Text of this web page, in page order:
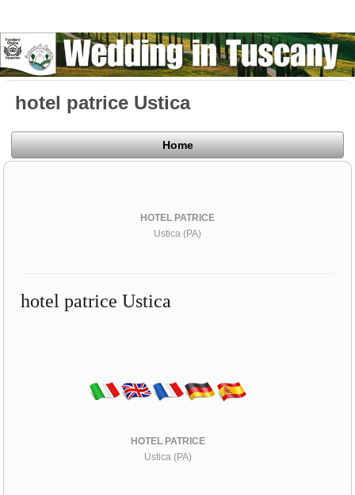
hotel patrice Ustica
Home
HOTEL PATRICE
Ustica (PA)
hotel patrice Ustica
HOTEL PATRICE
Ustica (PA)